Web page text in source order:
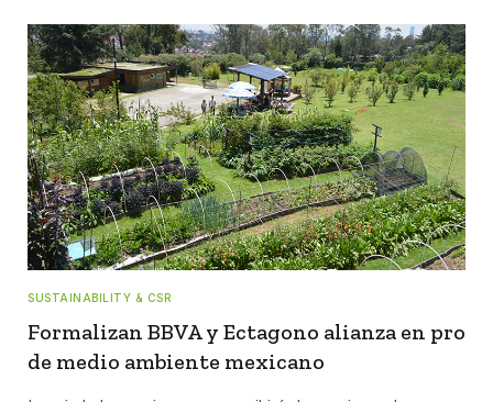
SUSTAINABILITY & CSR
Formalizan BBVA y Ectagono alianza en pro
de medio ambiente mexicano